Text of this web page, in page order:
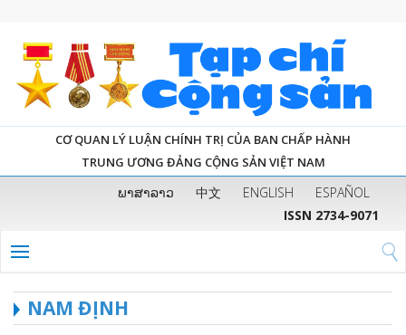
CƠ QUAN LÝ LUẬN CHÍNH TRỊ CỦA BAN CHẤP HÀNH
TRUNG ƯƠNG ĐẢNG CỘNG SẢN VIỆT NAM
ພາສາລາວ 中文 ENGLISH
ESPAÑOL
ISSN 2734-9071
NAM ĐỊNH